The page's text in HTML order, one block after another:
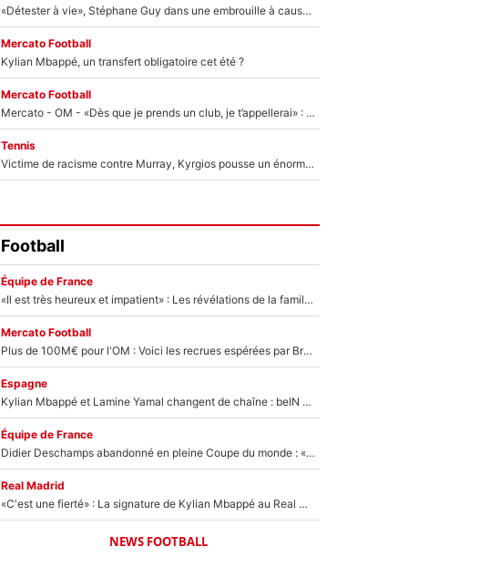
«Détester à vie», Stéphane Guy dans une embrouille à cause du PSG !
Mercato Football
Kylian Mbappé, un transfert obligatoire cet été ?
Mercato Football
Mercato - OM - «Dès que je prends un club, je t’appellerai» : La promesse de Marcelino au moment de claquer la porte
Tennis
Victime de racisme contre Murray, Kyrgios pousse un énorme coup de gueule !
Football
Équipe de France
«Il est très heureux et impatient» : Les révélations de la famille Zidane sur sa prise de pouvoir en équipe de France !
Mercato Football
Plus de 100M€ pour l'OM : Voici les recrues espérées par Bruno Genesio et Grégory Lorenzi après l’opération dégraissage
Espagne
Kylian Mbappé et Lamine Yamal changent de chaîne : beIN SPORTS ne digère pas cette décision historique et prédit un fiasco pour la Liga
Équipe de France
Didier Deschamps abandonné en pleine Coupe du monde : «La FFF était déjà passée à Zinedine Zidane»
Real Madrid
«C'est une fierté» : La signature de Kylian Mbappé au Real Madrid continue de régaler l'Espagne
NEWS FOOTBALL